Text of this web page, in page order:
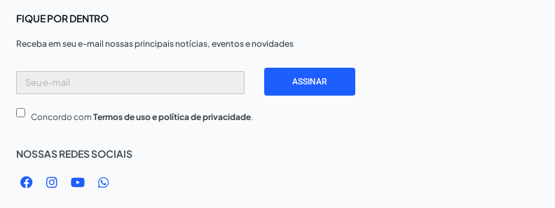
FIQUE POR DENTRO
Receba em seu e-mail nossas principais notícias, eventos e novidades
Seu
mail
ASSINAR
Concordo comTermos de uso e política de privacidade.
NOSSAS REDES SOCIAIS
F
a
I
n
Y
o
W
h